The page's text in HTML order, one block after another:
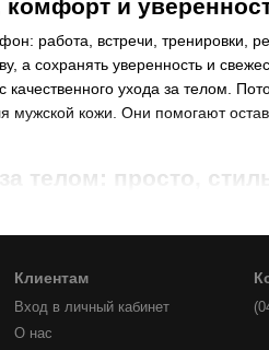
и
работа, встречи, тренировки,
а сохранять уверенность и
качественного ухода за телом.
мужской кожи. Они помогают
телом: просто,
расскажем о базе, вот несколько
база, с которой
Клиентам
Вход в личный кабинет
О нас